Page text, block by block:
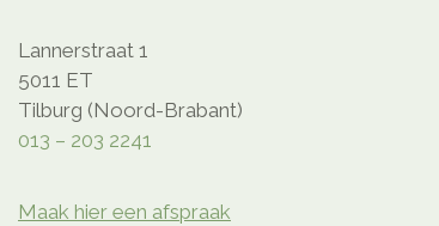
Lannerstraat 1
5011 ET
Tilburg (Noord-Brabant)
013 – 203 2241
Maak hier een afspraak